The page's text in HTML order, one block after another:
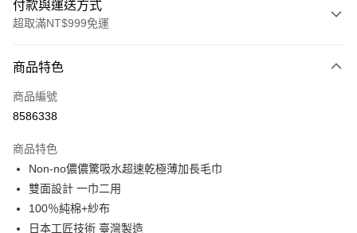
付款與運送方式
超取滿NT$999免運
信用卡一次付款
超商取貨付款
Apple Pay
街口支付
悠遊付
商品特色
商品編號
8586338
商品特色
Non-no儂儂驚吸水超速乾極薄加長毛巾
雙面設計 一巾二用
100％純棉+紗布
日本工匠技術 臺灣製造